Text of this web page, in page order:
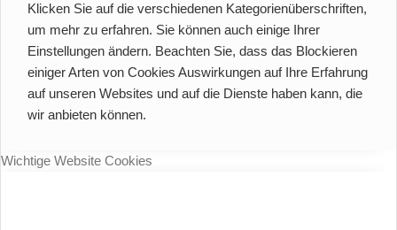
Klicken Sie auf die verschiedenen Kategorienüberschriften,
um mehr zu erfahren. Sie können auch einige Ihrer
Einstellungen ändern. Beachten Sie, dass das Blockieren
einiger Arten von Cookies Auswirkungen auf Ihre Erfahrung
auf unseren Websites und auf die Dienste haben kann, die
wir anbieten können.
Wichtige Website Cookies